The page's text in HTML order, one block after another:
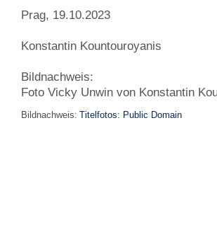
Prag, 19.10.2023
Konstantin Kountouroyanis
Bildnachweis:
Foto Vicky Unwin von Konstantin
Bildnachweis: Titelfotos: Public Domain